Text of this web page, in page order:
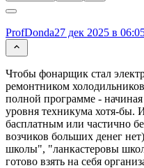
ProfDonda27 дек 2025 в
Чтобы фонарщик стал
ремонтником
полной программе -
уровня техникума хотя-бы.
басплатным или частично
возчиков больших денег
школы", "ланкастеровы
готово взять на себя